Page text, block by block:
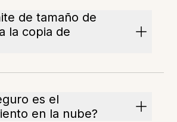
de tamaño de
la copia de
es el
en la nube?